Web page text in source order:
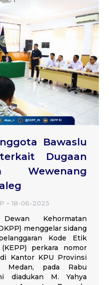
Bawaslu
Dugaan
Wewenang
18-06-2025
Kehormatan
menggelar sidang
Kode Etik
perkara nomor
Kantor KPU Provinsi
Medan, pada Rabu
diadukan M. Yahya